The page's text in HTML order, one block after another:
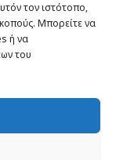
τον ιστότοπο,
Μπορείτε να
ή να
του